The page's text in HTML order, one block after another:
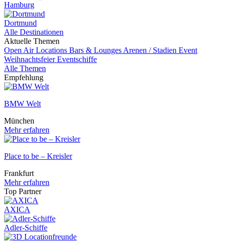
Hamburg
Dortmund
Alle Destinationen
Aktuelle Themen
Open Air Locations Bars & Lounges Arenen / Stadien Event
WeihnachtsfeierEventschiffe
Alle Themen
Empfehlung
BMW Welt
München
Mehr erfahren
Place to be – Kreisler
Frankfurt
Mehr erfahren
Top Partner
AXICA
Adler-Schiffe